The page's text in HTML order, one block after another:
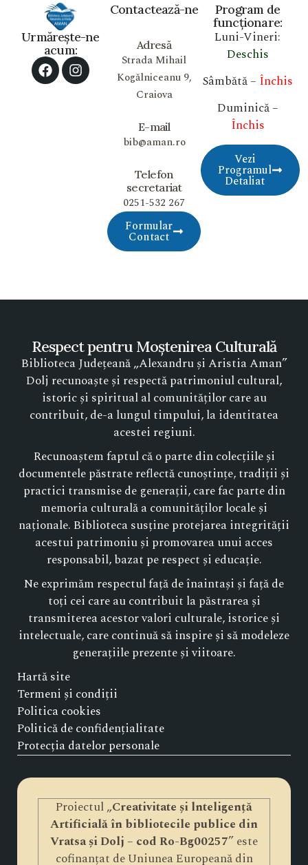
Program de
funcționare:
Luni-Vineri:
Deschis
Sâmbătă – Închis
Duminică –
Închis
Vezi
Programul
Detaliat
Contactează-ne
Adresă
Strada Mihail
Kogălniceanu 9,
Craiova
E-mail
bib@aman.ro
Telefon
secretariat
0251-532 267
Formular
Contact
Urmărește-ne
acum:
Respect pentru Moștenirea Culturală
Biblioteca Județeană „Alexandru și Aristia Aman”
Dolj recunoaște și respectă patrimoniul cultural,
istoric și spiritual al comunităților care au
contribuit, de-a lungul timpului, la identitatea
acestei regiuni.
Recunoaștem faptul că o parte din colecțiile și
documentele păstrate reflectă cunoștințe, tradiții și
practici transmise de generații, care fac parte din
memoria culturală a comunităților locale și
naționale. Biblioteca susține protejarea integrității
acestui patrimoniu și promovarea unui acces
responsabil, bazat pe respect și educație.
Ne exprimăm respectul față de înaintași și față de
toți cei care au contribuit la păstrarea și
transmiterea acestor valori culturale, istorice și
intelectuale, care continuă să inspire și să modeleze
generațiile prezente și viitoare.
Hartă site
Termeni și condiții
Politica cookies
Politică de confidențialitate
Protecția datelor personale
Proiectul „Creativitate și lnteligență
Artificială în bibliotecile publice din
Vratsa și Dolj – cod Ro-Bg00257” este
cofinanțat de Uniunea Europeană din